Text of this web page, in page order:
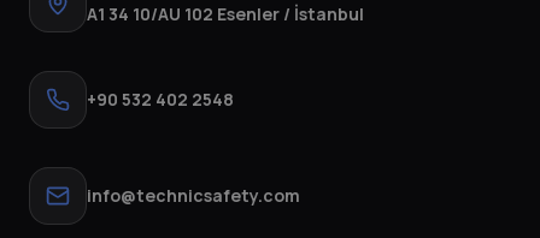
A1 34 10/AU 102 Esenler / İstanbul
+90 532 402 2548
info@technicsafety.com